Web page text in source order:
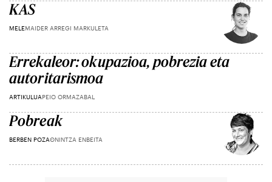
KAS
MELEMAIDER ARREGI MARKULETA
Errekaleor: okupazioa, pobrezia eta
autoritarismoa
ARTIKULUAPEIO ORMAZABAL
Pobreak
BERBEN POZAONINTZA ENBEITA